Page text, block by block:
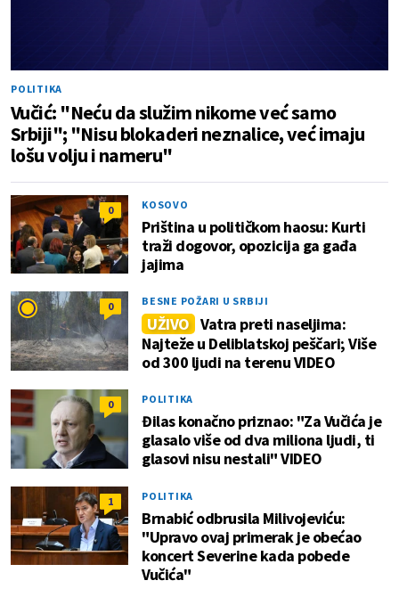
POLITIKA
Vučić: "Neću da služim nikome već samo
Srbiji"; "Nisu blokaderi neznalice, već imaju
lošu volju i nameru"
0 KOSOVO
Priština u političkom haosu: Kurti
traži dogovor, opozicija ga gađa
jajima
0 BESNE POŽARI U SRBIJI
UŽIVO Vatra preti naseljima:
Najteže u Deliblatskoj peščari; Više
od 300 ljudi na terenu VIDEO
0 POLITIKA
Đilas konačno priznao: "Za Vučića je
glasalo više od dva miliona ljudi, ti
glasovi nisu nestali" VIDEO
1 POLITIKA
Brnabić odbrusila Milivojeviću:
"Upravo ovaj primerak je obećao
koncert Severine kada pobede
Vučića"